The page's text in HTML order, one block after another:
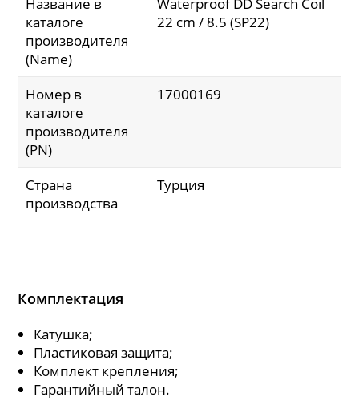
каталоге
производителя
(Name)
22 cm / 8.5 (SP22)
Номер в
каталоге
производителя
(PN)
17000169
Страна
производства
Турция
Комплектация
Катушка;
Пластиковая защита;
Комплект крепления;
Гарантийный талон.